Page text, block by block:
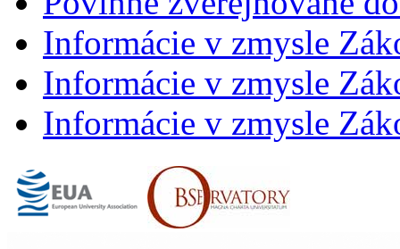
Informácie v zmysle
Informácie v zmysle
Informácie v zmysle